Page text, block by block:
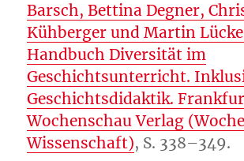
Barsch, Bettina Degner,
Kühberger und Martin
Handbuch Diversität im
Geschichtsunterricht.
Geschichtsdidaktik.
Wochenschau Verlag
Wissenschaft), S. 338–349.